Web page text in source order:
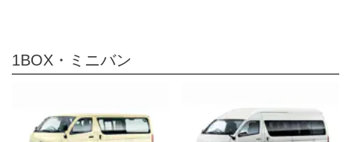
1BOX・ミニバン